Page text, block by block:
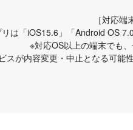
［対応端
リは「iOS15.6」「Android OS
※対応OS以上の端末でも
スが内容変更・中止となる可能